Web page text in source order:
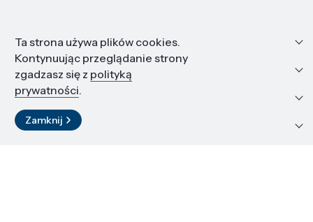
Informacje
Edukacja i kariera
Zasoby i materiały
Kontakt
Ta strona używa plików cookies.
Kontynuując przeglądanie strony
zgadzasz się z polityką
prywatności.
Zamknij